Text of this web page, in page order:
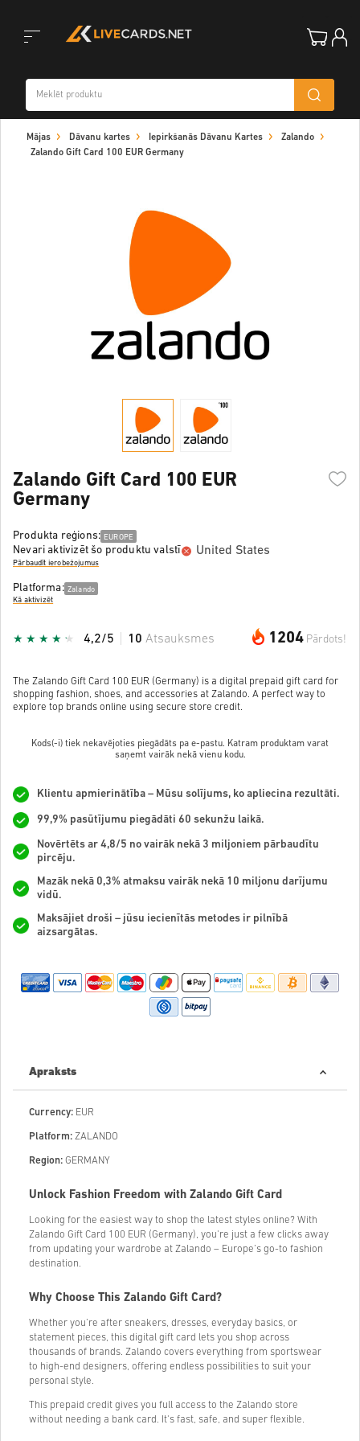
navigation
Mājas Dāvanu kartes Iepirkšanās Dāvanu Kartes
Zalando
Zalando Gift Card 100 EUR Germany
Zalando Gift Card 100 EUR
Germany
Produkta reģions: EUROPE
Nevari aktivizēt šo produktu valstī United States
Pārbaudīt ierobežojumus
Platforma: Zalando
Kā aktivizēt
1204 Pārdots!
4,2/5 10 Atsauksmes
The Zalando Gift Card 100 EUR (Germany) is a digital prepaid gift card for
shopping fashion, shoes, and accessories at Zalando. A perfect way to
explore top brands online using secure store credit.
Kods(-i) tiek nekavējoties piegādāts pa e-pastu. Katram produktam varat
saņemt vairāk nekā vienu kodu.
Klientu apmierinātība – Mūsu solījums, ko apliecina rezultāti.
99,9% pasūtījumu piegādāti 60 sekunžu laikā.
Novērtēts ar 4,8/5 no vairāk nekā 3 miljoniem pārbaudītu
pircēju.
Mazāk nekā 0,3% atmaksu vairāk nekā 10 miljonu darījumu
vidū.
Maksājiet droši – jūsu iecienītās metodes ir pilnībā
aizsargātas.
Apraksts
Currency: EUR
Platform: ZALANDO
Region: GERMANY
Unlock Fashion Freedom with Zalando Gift Card
Looking for the easiest way to shop the latest styles online? With
Zalando Gift Card 100 EUR (Germany), you're just a few clicks away
from updating your wardrobe at Zalando – Europe’s go-to fashion
destination.
Why Choose This Zalando Gift Card?
Whether you’re after sneakers, dresses, everyday basics, or
statement pieces, this digital gift card lets you shop across
thousands of brands. Zalando covers everything from sportswear
to high-end designers, offering endless possibilities to suit your
personal style.
This prepaid credit gives you full access to the Zalando store
without needing a bank card. It's fast, safe, and super flexible.